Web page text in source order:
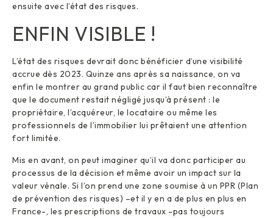
ensuite avec l’état des risques.
ENFIN VISIBLE !
L’état des risques devrait donc bénéficier d’une visibilité
accrue dès 2023. Quinze ans après sa naissance, on va
enfin le montrer au grand public car il faut bien reconnaître
que le document restait négligé jusqu’à présent : le
propriétaire, l’acquéreur, le locataire ou même les
professionnels de l’immobilier lui prêtaient une attention
fort limitée.
Mis en avant, on peut imaginer qu’il va donc participer au
processus de la décision et même avoir un impact sur la
valeur vénale. Si l’on prend une zone soumise à un PPR (Plan
de prévention des risques) –et il y en a de plus en plus en
France-, les prescriptions de travaux -pas toujours